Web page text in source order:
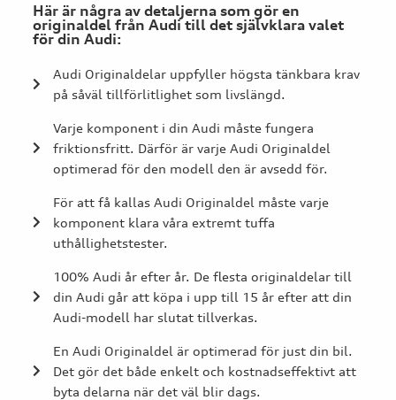
Här är några av detaljerna som gör en
originaldel från Audi till det självklara valet
för din Audi:
Audi Originaldelar uppfyller högsta tänkbara krav
på såväl tillförlitlighet som livslängd.
Varje komponent i din Audi måste fungera
friktionsfritt. Därför är varje Audi Originaldel
optimerad för den modell den är avsedd för.
För att få kallas Audi Originaldel måste varje
komponent klara våra extremt tuffa
uthållighetstester.
100% Audi år efter år. De flesta originaldelar till
din Audi går att köpa i upp till 15 år efter att din
Audi-modell har slutat tillverkas.
En Audi Originaldel är optimerad för just din bil.
Det gör det både enkelt och kostnadseffektivt att
byta delarna när det väl blir dags.